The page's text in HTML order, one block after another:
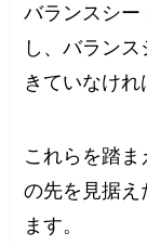
バランスシー
し、バラン
きていなけれ
これらを踏
の先を見据え
ます。